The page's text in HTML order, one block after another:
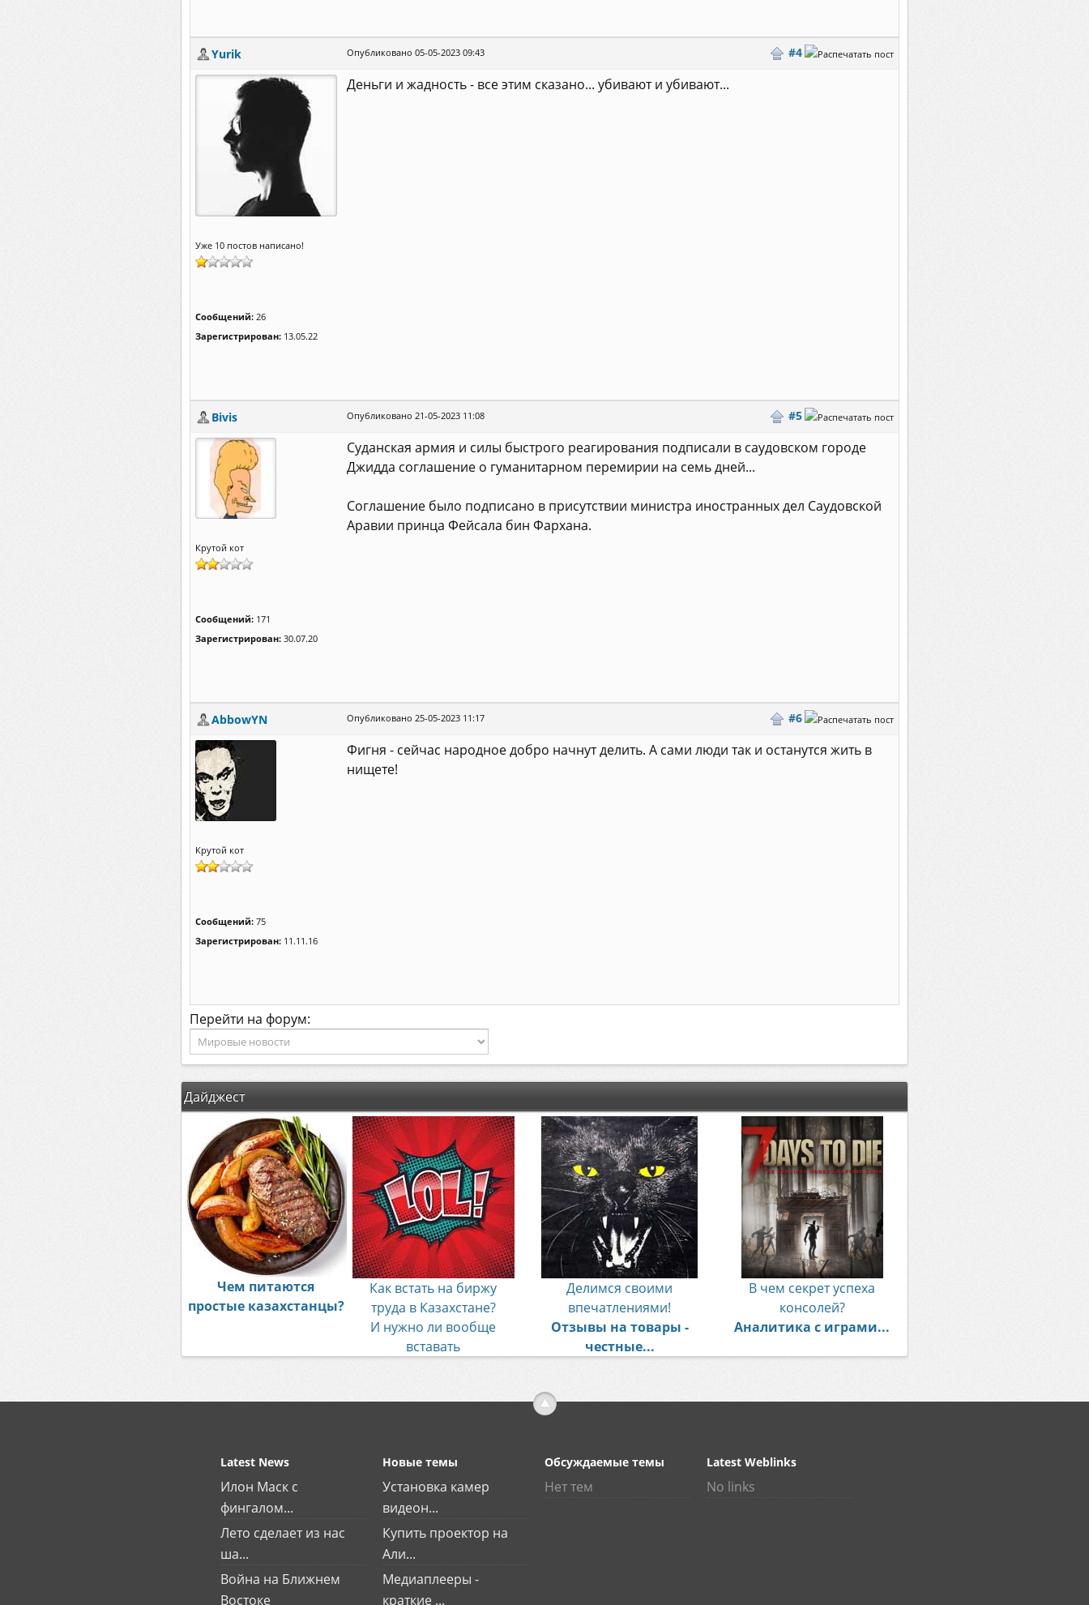
Yurik #4
Опубликовано 05-05-2023 09:43
Уже 10 постов написано!
Сообщений: 26
Зарегистрирован: 13.05.22
Деньги и жадность - все этим сказано... убивают и убивают...
Bivis #5
Опубликовано 21-05-2023 11:08
Крутой кот
Сообщений: 171
Зарегистрирован: 30.07.20
Суданская армия и силы быстрого реагирования подписали в саудовском городе
Джидда соглашение о гуманитарном перемирии на семь дней...
Соглашение было подписано в присутствии министра иностранных дел Саудовской
Аравии принца Фейсала бин Фархана.
AbbowYN #6
Опубликовано 25-05-2023 11:17
Крутой кот
Сообщений: 75
Зарегистрирован: 11.11.16
Фигня - сейчас народное добро начнут делить. А сами люди так и останутся жить в
нищете!
Перейти на форум:
Дайджест
Чем питаются
простые казахстанцы?
Как встать на биржу
труда в Казахстане?
И нужно ли вообще
вставать
Делимся своими
впечатлениями!
Отзывы на товары -
честные...
В чем секрет успеха
консолей?
Аналитика с играми...
Latest News
Илон Маск с
фингалом...
Лето сделает из нас
ша...
Война на Ближнем
Востоке
Новые темы
Установка камер
видеон...
Купить проектор на
Али...
Медиаплееры -
краткие ...
Обсуждаемые темы
Нет тем
Latest Weblinks
No links